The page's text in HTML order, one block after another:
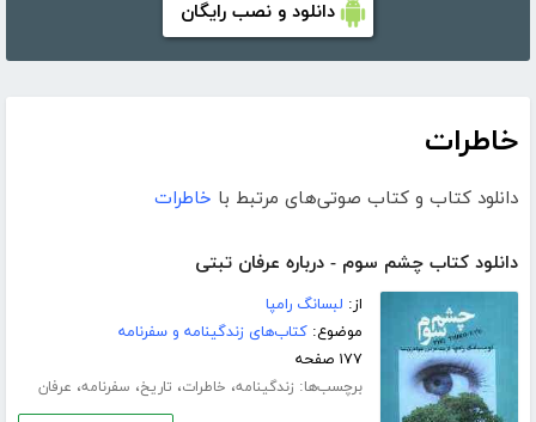
دانلود و نصب رایگان
خاطرات
دانلود کتاب و کتاب صوتی‌های مرتبط با خاطرات
دانلود کتاب چشم سوم - درباره عرفان تبتی
از: لبسانگ رامپا
موضوع:کتاب‌های زندگینامه و سفرنامه
۱۷۷ صفحه
برچسب‌ها: زندگینامه، خاطرات، تاریخ، سفرنامه، عرفان